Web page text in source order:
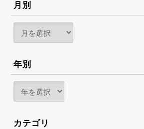
月別
年別
カテゴリ